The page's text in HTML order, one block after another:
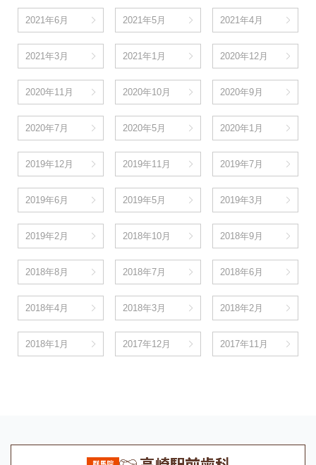
2021年6月 2021年5月 2021年4月
2021年3月 2021年1月 2020年12月
2020年11月 2020年10月 2020年9月
2020年7月 2020年5月 2020年1月
2019年12月 2019年11月 2019年7月
2019年6月 2019年5月 2019年3月
2019年2月 2018年10月 2018年9月
2018年8月 2018年7月 2018年6月
2018年4月 2018年3月 2018年2月
2018年1月 2017年12月 2017年11月